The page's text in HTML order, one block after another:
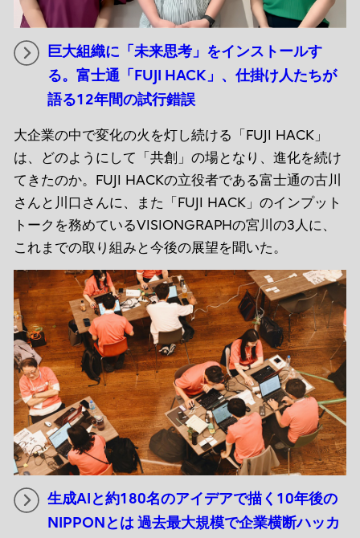
巨大組織に「未来思考」をインストールす
る。富士通「FUJI HACK」、仕掛け人たちが
語る12年間の試行錯誤
大企業の中で変化の火を灯し続ける「FUJI HACK」
は、どのようにして「共創」の場となり、進化を続け
てきたのか。FUJI HACKの立役者である富士通の古川
さんと川口さんに、また「FUJI HACK」のインプット
トークを務めているVISIONGRAPHの宮川の3人に、
これまでの取り組みと今後の展望を聞いた。
生成AIと約180名のアイデアで描く10年後の
NIPPONとは 過去最大規模で企業横断ハッカ